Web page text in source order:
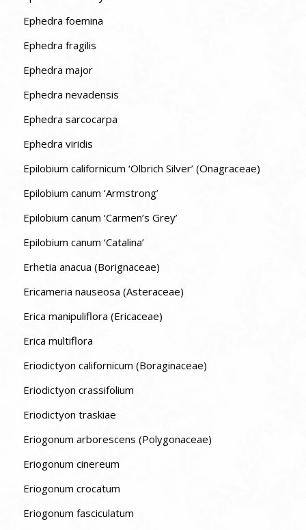
Ephedra foemina
Ephedra fragilis
Ephedra major
Ephedra nevadensis
Ephedra sarcocarpa
Ephedra viridis
Epilobium californicum ‘Olbrich Silver’ (Onagraceae)
Epilobium canum ‘Armstrong’
Epilobium canum ‘Carmen’s Grey’
Epilobium canum ‘Catalina’
Erhetia anacua (Borignaceae)
Ericameria nauseosa (Asteraceae)
Erica manipuliflora (Ericaceae)
Erica multiflora
Eriodictyon californicum (Boraginaceae)
Eriodictyon crassifolium
Eriodictyon traskiae
Eriogonum arborescens (Polygonaceae)
Eriogonum cinereum
Eriogonum crocatum
Eriogonum fasciculatum